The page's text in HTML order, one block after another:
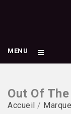
MENU
Out Of
Accueil /